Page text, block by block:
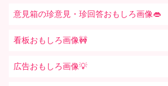
意見箱の珍意見・珍回答おもしろ画像👄
看板おもしろ画像🚧
広告おもしろ画像💡